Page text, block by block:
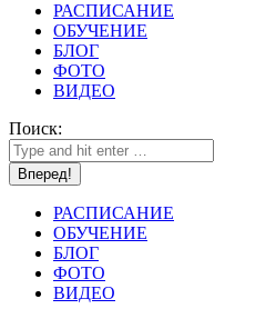
РАСПИСАНИЕ
ОБУЧЕНИЕ
БЛОГ
ФОТО
ВИДЕО
Поиск:
РАСПИСАНИЕ
ОБУЧЕНИЕ
БЛОГ
ФОТО
ВИДЕО